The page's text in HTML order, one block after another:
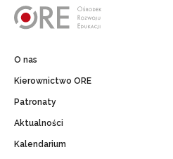
O nas
Kierownictwo ORE
Patronaty
Aktualności
Kalendarium